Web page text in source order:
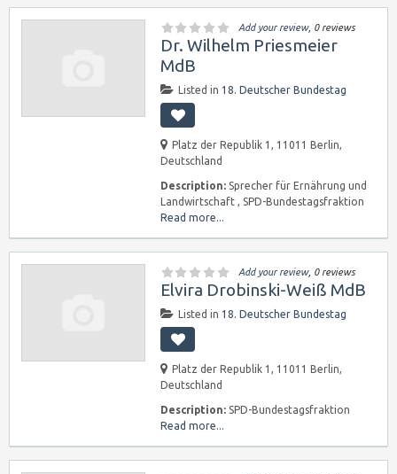
Add your review, 0 reviews
Dr. Wilhelm Priesmeier
MdB
Listed in 18. Deutscher Bundestag
Platz der Republik 1, 11011 Berlin,
Deutschland
Description: Sprecher für Ernährung und
Landwirtschaft , SPD-Bundestagsfraktion
Read more...
Add your review, 0 reviews
Elvira Drobinski-Weiß MdB
Listed in 18. Deutscher Bundestag
Platz der Republik 1, 11011 Berlin,
Deutschland
Description: SPD-Bundestagsfraktion
Read more...